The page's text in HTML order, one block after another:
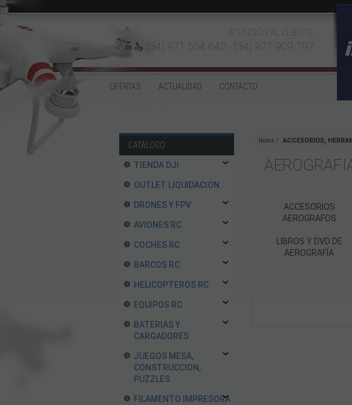
ATENCIÓN AL CLIENTE
(34) 971 554 642 - (34) 971 909 797
OFERTAS ACTUALIDAD CONTACTO
CATÁLOGO
TIENDA DJI
OUTLET LIQUIDACION
DRONES Y FPV
AVIONES RC
COCHES RC
BARCOS RC
HELICOPTEROS RC
EQUIPOS RC
BATERIAS Y
CARGADORES
JUEGOS MESA,
CONSTRUCCION,
PUZZLES
FILAMENTO IMPRESORA
Home ACCESORIOS,
ACCESORIOS
AEROGRAFOS
LIBROS Y DVD DE
AEROGRAFÍA